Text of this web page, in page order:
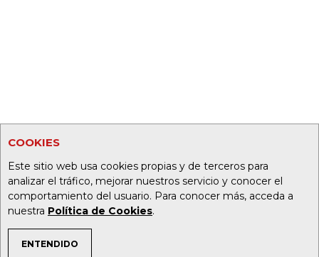
COOKIES
Este sitio web usa cookies propias y de terceros para
analizar el tráfico, mejorar nuestros servicio y conocer el
comportamiento del usuario. Para conocer más, acceda a
nuestra Política de Cookies.
ENTENDIDO